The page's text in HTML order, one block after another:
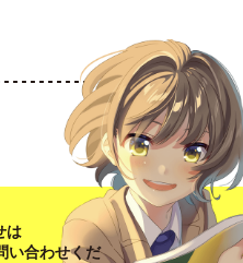
は
い合わせくだ